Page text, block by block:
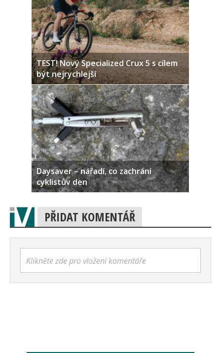
TEST! Nový Specialized Crux 5 s cílem
být nejrychlejší
Daysaver – nářadí, co zachrání
cyklistův den
PŘIDAT KOMENTÁŘ
Klikněte zde pro vložení komentáře